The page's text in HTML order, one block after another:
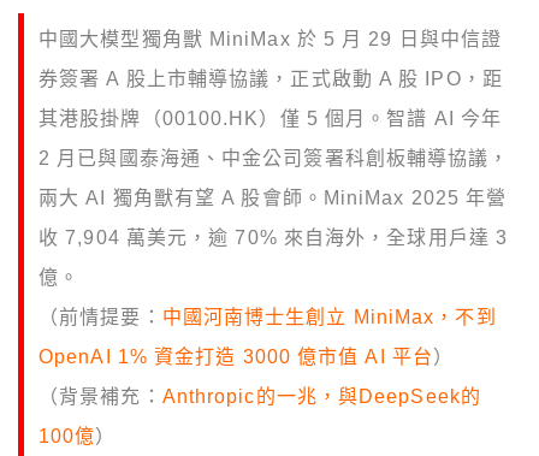
中國大模型獨角獸 MiniMax 於 5 月 29 日與中信證
券簽署 A 股上市輔導協議，正式啟動 A 股 IPO，距
其港股掛牌（00100.HK）僅 5 個月。智譜 AI 今年
2 月已與國泰海通、中金公司簽署科創板輔導協議，
兩大 AI 獨角獸有望 A 股會師。MiniMax 2025 年營
收 7,904 萬美元，逾 70% 來自海外，全球用戶達 3
億。
（前情提要： 中國河南博士生創立 MiniMax，不到
OpenAI 1% 資金打造 3000 億市值 AI 平台）
（背景補充： Anthropic的一兆，與DeepSeek的
100億）